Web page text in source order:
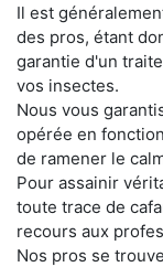
Il est
des pros, étant
garantie d'un
vos insectes.
Nous vous
opérée en
de ramener le
Pour assainir
toute trace de
recours aux
Nos pros se